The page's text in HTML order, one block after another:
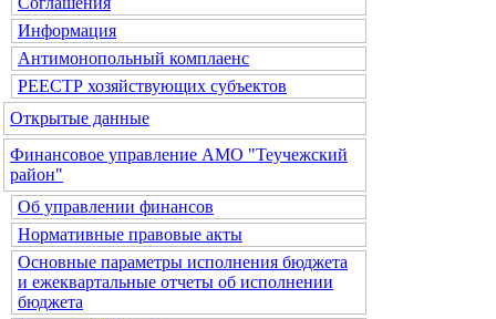
Информация
Антимонопольный комплаенс
РЕЕСТР хозяйствующих субъектов
Открытые данные
Финансовое управление АМО "Теучежский
район"
Об управлении финансов
Нормативные правовые акты
Основные параметры исполнения бюджета
и ежеквартальные отчеты об исполнении
бюджета